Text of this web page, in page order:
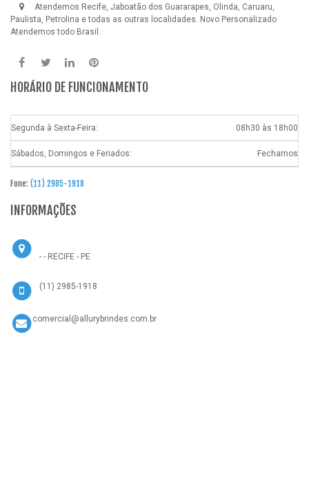
Atendemos Recife, Jaboatão dos Guararapes, Olinda, Caruaru,
Paulista, Petrolina e todas as outras localidades. Novo Personalizado
Atendemos todo Brasil.
HORÁRIO DE FUNCIONAMENTO
Segunda à Sexta-Feira: 08h30 às 18h00
Sábados, Domingos e Feriados: Fechamos
Fone: (11) 2985-1918
INFORMAÇÕES
- - RECIFE - PE
(11) 2985-1918
comercial@allurybrindes.com.br